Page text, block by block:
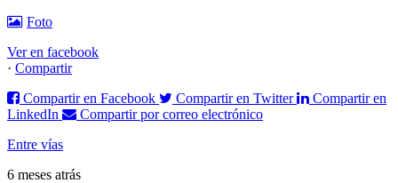
Foto
Ver en facebook
· Compartir
Compartir en Facebook
Compartir en Twitter
Compartir en
LinkedIn
Compartir por correo electrónico
Entre vías
6 meses atrás